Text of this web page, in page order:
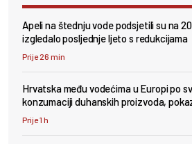
Apeli na štednju vode podsjetili su na
izgledalo posljednje ljeto s redukcijama
Prije 26 min
Hrvatska među vodećima u Europi po
konzumaciji duhanskih proizvoda,
Prije 1 h